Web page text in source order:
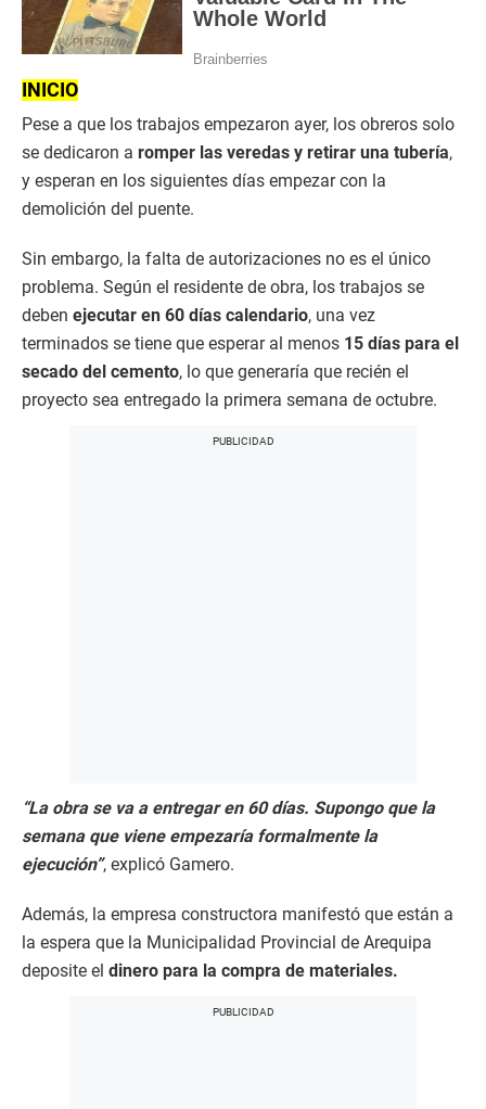
INICIO
Pese a que los trabajos empezaron ayer, los obreros solo
se dedicaron a romper las veredas y retirar una tubería,
y esperan en los siguientes días empezar con la
demolición del puente.
Sin embargo, la falta de autorizaciones no es el único
problema. Según el residente de obra, los trabajos se
deben ejecutar en 60 días calendario, una vez
terminados se tiene que esperar al menos 15 días para el
secado del cemento, lo que generaría que recién el
proyecto sea entregado la primera semana de octubre.
“La obra se va a entregar en 60 días. Supongo que la
semana que viene empezaría formalmente la
ejecución”, explicó Gamero.
Además, la empresa constructora manifestó que están a
la espera que la Municipalidad Provincial de Arequipa
deposite el dinero para la compra de materiales.